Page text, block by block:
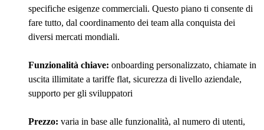
specifiche esigenze commerciali. Questo piano ti consente di
fare tutto, dal coordinamento dei team alla conquista dei
diversi mercati mondiali.
Funzionalità chiave: onboarding personalizzato, chiamate in
uscita illimitate a tariffe flat, sicurezza di livello aziendale,
supporto per gli sviluppatori
Prezzo: varia in base alle funzionalità, al numero di utenti,